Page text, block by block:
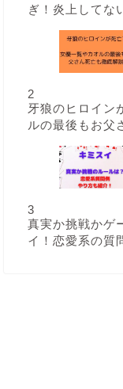
ぎ！炎上してな
2
牙狼のヒロイン
ルの最後もお父
3
真実か挑戦かゲ
イ！恋愛系の質